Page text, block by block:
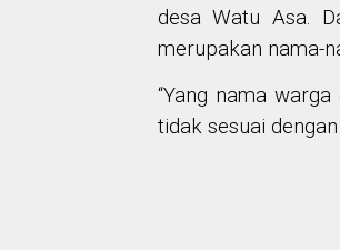
desa Watu Asa.
merupakan nama-
“Yang nama
tidak sesuai